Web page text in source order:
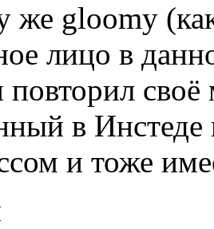
же gloomy
лицо в
повторил
в Инстеде
и тоже